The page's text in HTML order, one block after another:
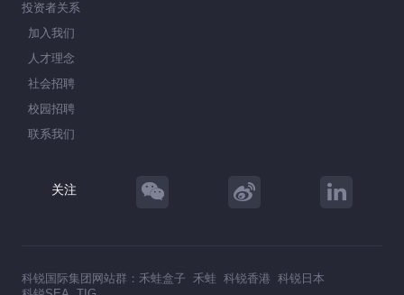
投资者关系
加入我们
人才理念
社会招聘
校园招聘
联系我们
关注
科锐国际集团网站群： 禾蛙盒子 禾蛙 科锐香港 科锐日本